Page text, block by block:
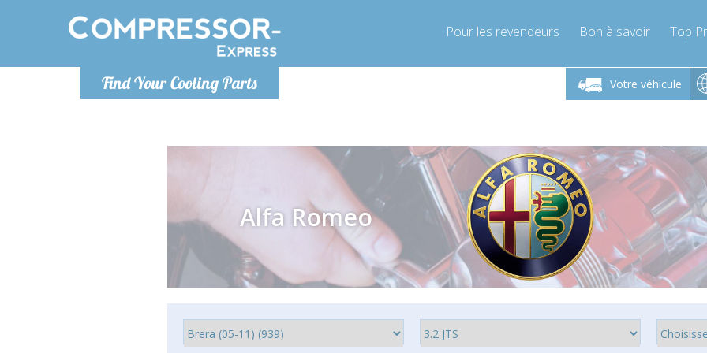
Find Your Cooling Parts
Pour les revendeurs Bon à savoir Top
Votre véhicule
Lundi-Vendredi 9h-17h Lundi-Vendredi 9h-17h
info@compressor-express.fr
Lundi-
Alfa Romeo